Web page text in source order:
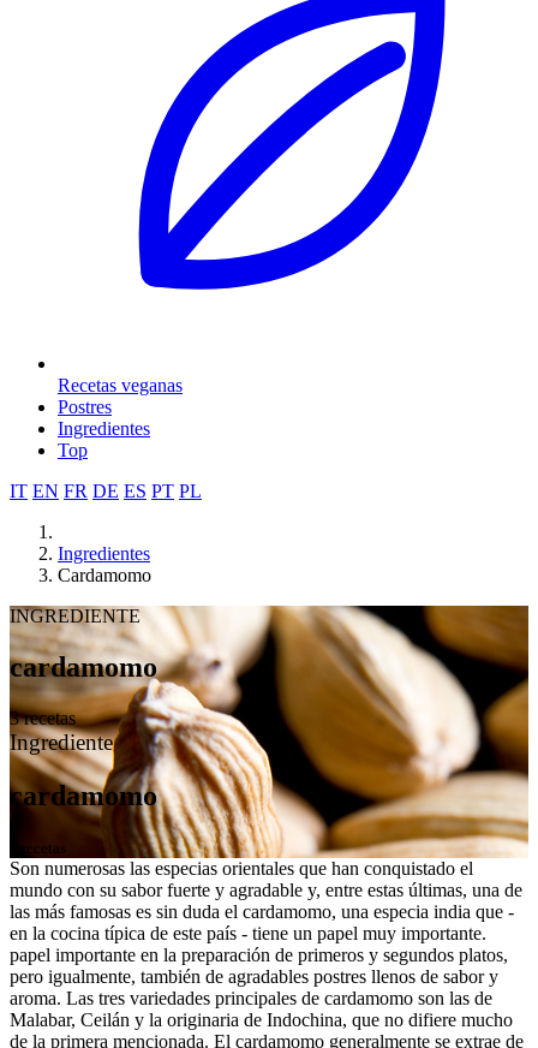
Recetas veganas
Postres
Ingredientes
Top
IT EN FR DE ES PT PL
Ingredientes
Cardamomo
INGREDIENTE
cardamomo
3 recetas
Ingrediente
cardamomo
3 recetas
Son numerosas las especias orientales que han conquistado el
mundo con su sabor fuerte y agradable y, entre estas últimas, una de
las más famosas es sin duda el cardamomo, una especia india que -
en la cocina típica de este país - tiene un papel muy importante.
papel importante en la preparación de primeros y segundos platos,
pero igualmente, también de agradables postres llenos de sabor y
aroma. Las tres variedades principales de cardamomo son las de
Malabar, Ceilán y la originaria de Indochina, que no difiere mucho
de la primera mencionada. El cardamomo generalmente se extrae de